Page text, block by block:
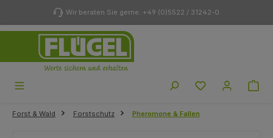
Zum Hauptinhalt springenWir beraten Sie gerne: +49 (0)5522 / 31242-0
Du hast 0
Forst & Wald Forstschutz Pheromone & Fallen